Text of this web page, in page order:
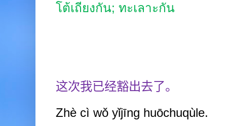
โต้เถียงกัน; ทะเลาะกัน
这次我已经豁出去了。
Zhè cì wǒ yǐjīng huōchuqùle.